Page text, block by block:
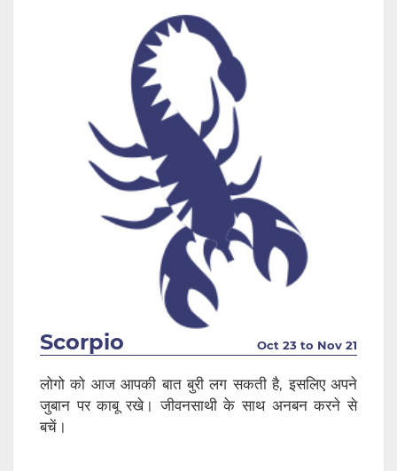
Scorpio Oct 23 to Nov 21
लोगो को आज आपकी बात बुरी लग सकती है, इसलिए अपने
जुबान पर काबू रखे। जीवनसाथी के साथ अनबन करने से
बचें।